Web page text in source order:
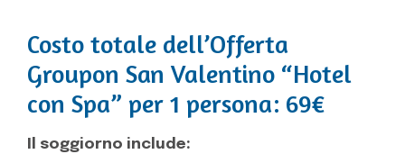
Costo totale dell’Offerta
Groupon San Valentino “Hotel
con Spa” per 1 persona: 69€
Il soggiorno include: